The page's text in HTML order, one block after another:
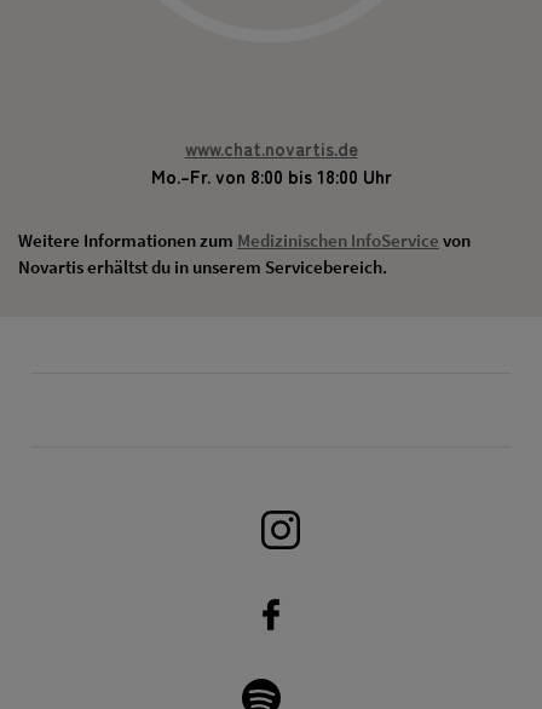
www.chat.novartis.de
Mo.–Fr. von 8:00 bis 18:00 Uhr
Weitere Informationen zum Medizinischen InfoService von
Novartis erhältst du in unserem Servicebereich.